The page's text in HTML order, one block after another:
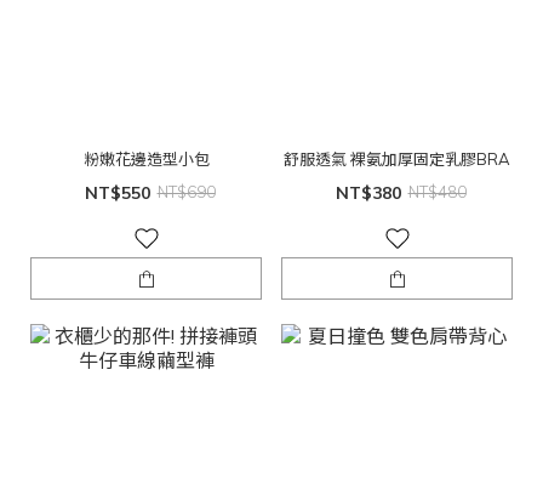
粉嫩花邊造型小包
NT$550 NT$690
舒服透氣 裸氨加厚固定乳膠BRA
NT$380 NT$480